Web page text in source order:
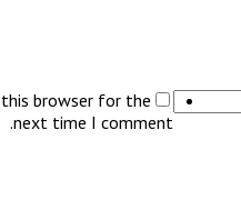
this browser for the
next time I comment.